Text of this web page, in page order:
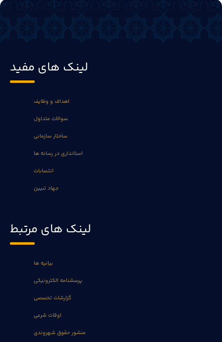
لینک های مفید
اهداف و وظایف
سوالات متداول
ساختار سازمانی
استانداری در رسانه ها
انتصابات
جهاد تبیین
لینک های مرتبط
بیانیه ها
پرسشنامه الکترونیکی
گزارشات تخصصی
اوقات شرعی
منشور حقوق شهروندی